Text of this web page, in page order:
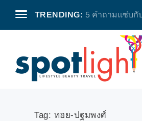
TRENDING: 5 คำถามแซ่บกั
Tag: ทอย-ปฐมพงศ์